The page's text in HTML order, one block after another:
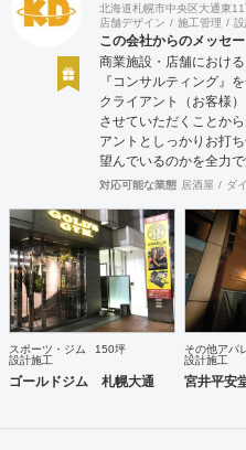
北海道札幌市中央区大通東
店舗デザイン
施工管理
この会社からのメッセ
商業施設・店舗におけ
『コンサルティング』
クライアント（お客様
させていただくことか
アントとしっかりお打
望んでいるのかを全力
思い描いていることを
培ってきた当社ならで
対応可能な業態 居酒屋 ダ
スポーツ・ジム
150坪
設計施工
ゴールドジム 札幌大通
その他アパ
設計施工
宮井平安